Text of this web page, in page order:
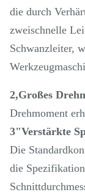
die durch
zweischnelle
Schwanzleiter,
2,Großes
Drehmoment
3"Verstärkte
Die
die